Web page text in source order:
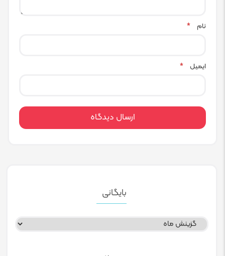
نام *
ایمیل *
بایگانی
بایگانی